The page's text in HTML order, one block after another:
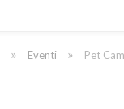
» Eventi » Pet